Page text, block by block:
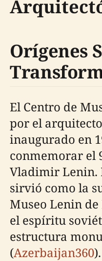
Orígenes
El Centro de
por el
inaugurado en
conmemorar el
Vladimir Lenin.
sirvió como la
Museo Lenin
el espíritu
estructura
(Azerbaijan360).